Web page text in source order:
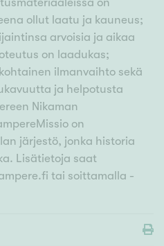
on
ollut laatu ja kauneus;
arvoisia ja aikaa
on laadukas;
ilmanvaihto sekä
ja helpotusta
Nikaman
on
järjestö, jonka historia
Lisätietoja saat
tai soittamalla -